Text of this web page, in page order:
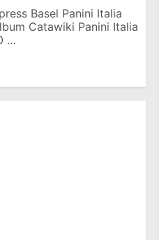
Basel Panini Italia
Catawiki Panini Italia
…